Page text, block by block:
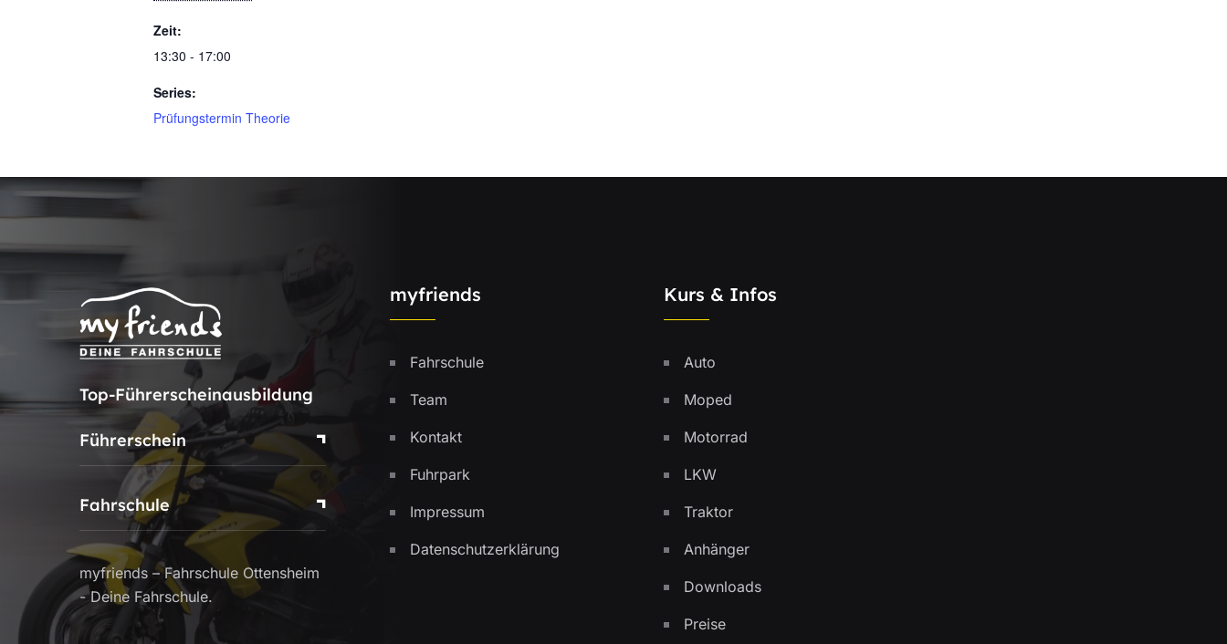
Zeit:
13:30 - 17:00
Series:
Prüfungstermin Theorie
Top-Führerscheinausbildung
Führerschein
Fahrschule
myfriends – Fahrschule Ottensheim
- Deine Fahrschule.
myfriends
Fahrschule
Team
Kontakt
Fuhrpark
Impressum
Datenschutzerklärung
Kurs & Infos
Auto
Moped
Motorrad
LKW
Traktor
Anhänger
Downloads
Preise